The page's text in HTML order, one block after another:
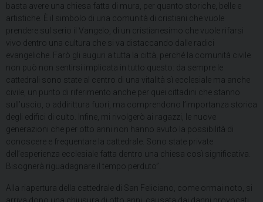
basta avere una chiesa fatta di mura, per quanto storiche, belle e
artistiche. È il simbolo di una comunità di cristiani che vuole
prendere sul serio il Vangelo, di un cristianesimo che vuole rifarsi
vivo dentro una cultura che si va distaccando dalle radici
evangeliche. Farò gli auguri a tutta la città, perché la comunità civile
non può non sentirsi implicata in tutto questo: da sempre le
cattedrali sono state al centro di una vitalità sì ecclesiale ma anche
civile, un punto di riferimento anche per quei cittadini che stanno
sull’uscio, o addirittura fuori, ma comprendono l’importanza storica
degli edifici di culto. Infine, mi rivolgerò ai ragazzi, le nuove
generazioni che per otto anni non hanno avuto la possibilità di
conoscere e frequentare la cattedrale. Sono state private
dell’esperienza ecclesiale fatta dentro una chiesa così significativa.
Bisognerà riguadagnare il tempo perduto”.
Alla riapertura della cattedrale di San Feliciano, come ormai noto, si
arriva dopo una chiusura di otto anni, causata dai danni provocati